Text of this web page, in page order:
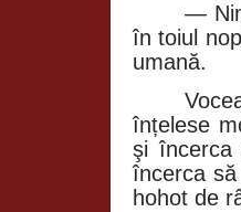
—
în toiul
umană.
înțelese
şi
încerca
hohot de